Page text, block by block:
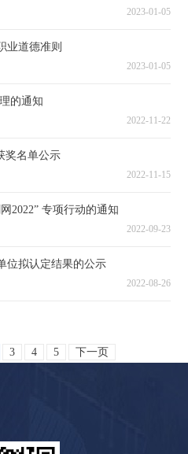
2023-01-05
业道德准则
2023-01-05
的通知
2022-11-22
奖名单公示
2022-11-15
2022” 专项行动的通知
2022-09-23
位拟认定结果的公示
2022-08-26
3 4 5 下一页